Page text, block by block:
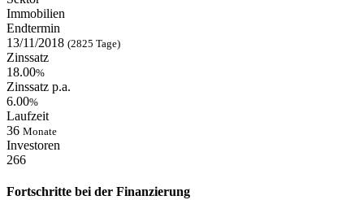
Immobilien
Endtermin
13/11/2018 (2825 Tage)
Zinssatz
18.00%
Zinssatz p.a.
6.00%
Laufzeit
36 Monate
Investoren
266
Fortschritte bei der Finanzierung